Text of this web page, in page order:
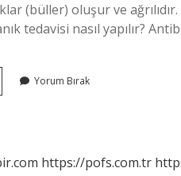
(büller) oluşur ve
tedavisi nasıl yapılır?
Yorum Bırak
https://pofs.com.tr